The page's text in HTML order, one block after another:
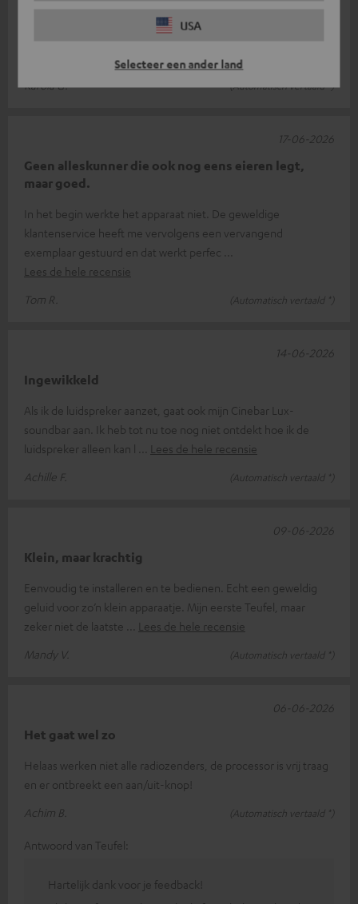
USA
Selecteer een ander land
Ik ben erg tevreden over het apparaat. De installatie wordt
heel goed uitgelegd, waardoor het apparaat snel klaar is voor
gebruik. De bedien
Lees de hele recensie
Karola U.
(Automatisch vertaald *)
Geen alleskunner die ook nog eens eieren legt,
maar goed.
In het begin werkte het apparaat niet. De geweldige
klantenservice heeft me vervolgens een vervangend
exemplaar gestuurd en dat werkt perfec
Lees de hele recensie
Tom R.
(Automatisch vertaald *)
17-06-2026
Ingewikkeld
Als ik de luidspreker aanzet, gaat ook mijn Cinebar Lux-
soundbar aan. Ik heb tot nu toe nog niet ontdekt hoe ik de
luidspreker alleen kan l
Lees de hele recensie
Achille F.
(Automatisch vertaald *)
14-06-2026
Klein, maar krachtig
Eenvoudig te installeren en te bedienen. Echt een geweldig
geluid voor zo’n klein apparaatje. Mijn eerste Teufel, maar
zeker niet de laatste
Lees de hele recensie
Mandy V.
(Automatisch vertaald *)
09-06-2026
Het gaat wel zo
Helaas werken niet alle radiozenders, de processor is vrij traag
en er ontbreekt een aan/uit-knop!
Achim B.
(Automatisch vertaald *)
06-06-2026
Antwoord van Teufel:
Hartelijk dank voor je feedback!